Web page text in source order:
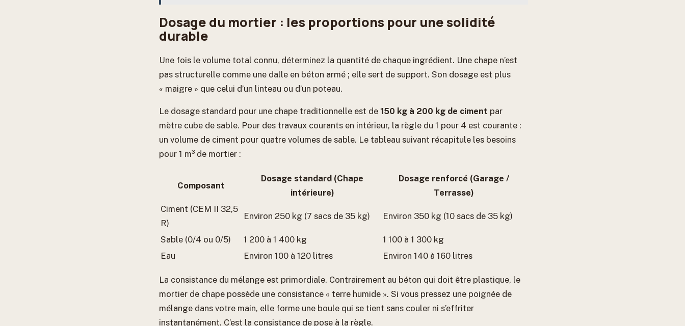
Dosage du mortier : les proportions pour une solidité
durable
Une fois le volume total connu, déterminez la quantité de chaque ingrédient. Une chape n’est
pas structurelle comme une dalle en béton armé ; elle sert de support. Son dosage est plus
« maigre » que celui d’un linteau ou d’un poteau.
Le dosage standard pour une chape traditionnelle est de 150 kg à 200 kg de ciment par
mètre cube de sable. Pour des travaux courants en intérieur, la règle du 1 pour 4 est courante :
un volume de ciment pour quatre volumes de sable. Le tableau suivant récapitule les besoins
pour 1 m³ de mortier :
Composant
Dosage standard (Chape
intérieure)
Dosage renforcé (Garage /
Terrasse)
Ciment (CEM II 32,5
R)
Environ 250 kg (7 sacs de 35 kg) Environ 350 kg (10 sacs de 35 kg)
Sable (0/4 ou 0/5) 1 200 à 1 400 kg
1 100 à 1 300 kg
Eau
Environ 100 à 120 litres Environ 140 à 160 litres
La consistance du mélange est primordiale. Contrairement au béton qui doit être plastique, le
mortier de chape possède une consistance « terre humide ». Si vous pressez une poignée de
mélange dans votre main, elle forme une boule qui se tient sans couler ni s’effriter
instantanément. C’est la consistance de pose à la règle.